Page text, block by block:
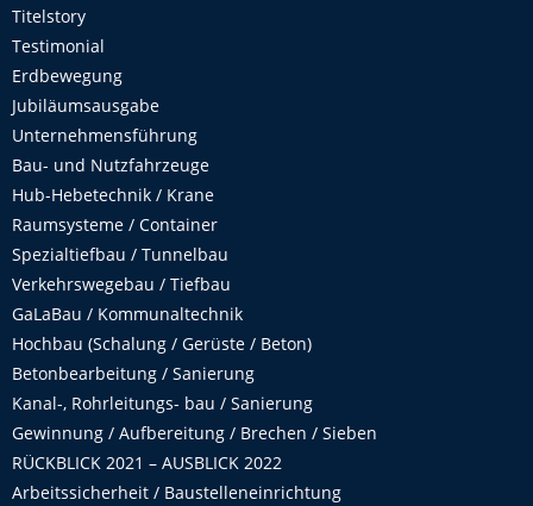
Titelstory
Testimonial
Erdbewegung
Jubiläumsausgabe
Unternehmensführung
Bau- und Nutzfahrzeuge
Hub-Hebetechnik / Krane
Raumsysteme / Container
Spezialtiefbau / Tunnelbau
Verkehrswegebau / Tiefbau
GaLaBau / Kommunaltechnik
Hochbau (Schalung / Gerüste / Beton)
Betonbearbeitung / Sanierung
Kanal-, Rohrleitungs- bau / Sanierung
Gewinnung / Aufbereitung / Brechen / Sieben
RÜCKBLICK 2021 – AUSBLICK 2022
Arbeitssicherheit / Baustelleneinrichtung